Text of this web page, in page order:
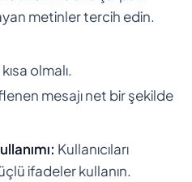
metinler tercih edin.
olmalı.
mesajı net bir şekilde
Kullanıcıları
ifadeler kullanın.